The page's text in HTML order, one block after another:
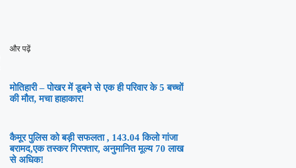
और पढ़ें
मोतिहारी – पोखर में डूबने से एक ही परिवार के 5 बच्चों
की मौत, मचा हाहाकार!
कैमूर पुलिस को बड़ी सफलता , 143.04 किलो गांजा
बरामद,एक तस्कर गिरफ्तार, अनुमानित मूल्य 70 लाख
से अधिक!